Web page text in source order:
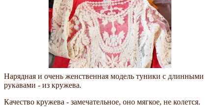
Нарядная и очень женственная модель туники с длинными
рукавами - из кружева.
Качество кружева - замечательное, оно мягкое, не колется.